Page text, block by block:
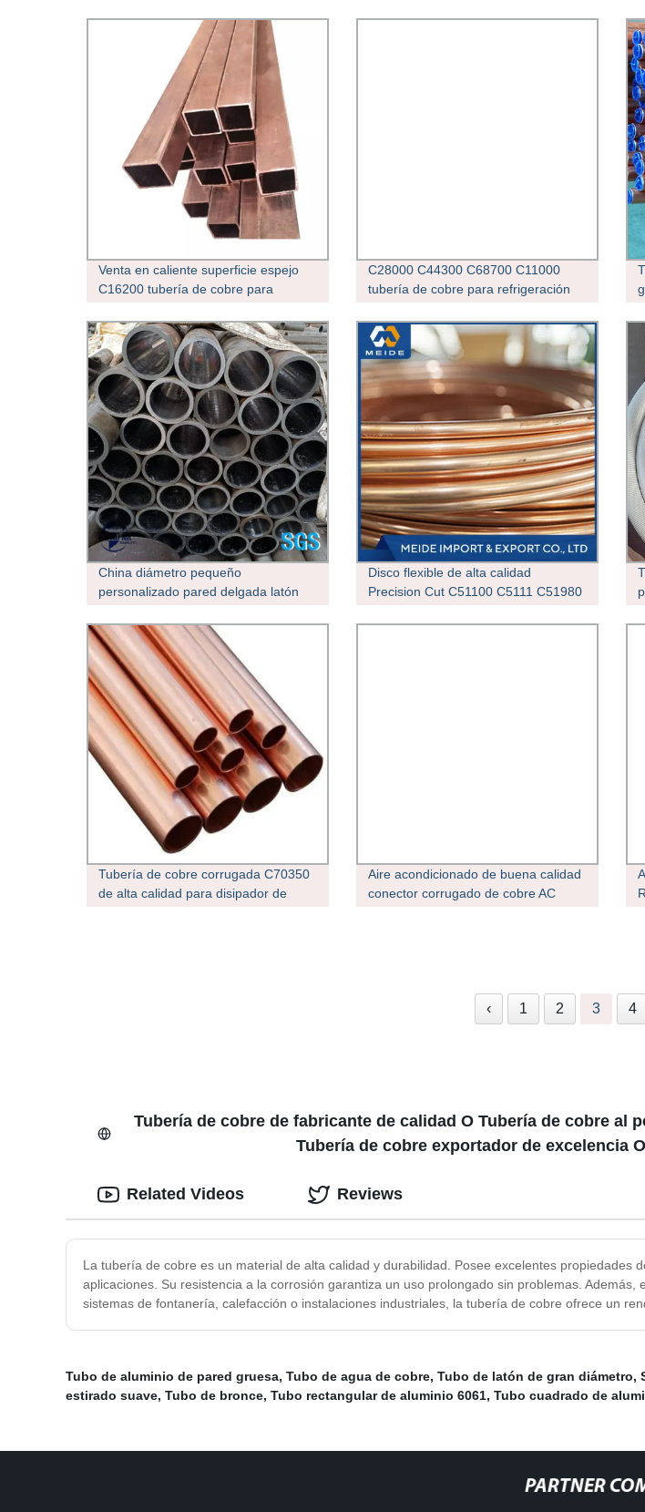
Venta en caliente superficie espejo
C16200 tubería de cobre para
C28000 C44300 C68700 C11000
tubería de cobre para refrigeración
China diámetro pequeño
personalizado pared delgada latón
Disco flexible de alta calidad
Precision Cut C51100 C5111 C51980
espiral tubería de cobre
Tubería de cobre corrugada C70350
de alta calidad para disipador de
Aire acondicionado de buena calidad
conector corrugado de cobre AC
‹ 1 2 3 4
Tubería de cobre de fabricante de calidad O Tubería de cobre al
Tubería de cobre exportador de excelencia
La tubería de cobre es un material de alta calidad y durabilidad. Posee excelentes
aplicaciones. Su resistencia a la corrosión garantiza un uso prolongado sin problemas.
sistemas de fontanería, calefacción o instalaciones industriales, la tubería de cobre ofrece un
Related Videos Reviews
Tubo de aluminio de pared gruesa, Tubo de agua de cobre, Tubo de latón de gran diámetro,
estirado suave, Tubo de bronce, Tubo rectangular de aluminio 6061, Tubo cuadrado de
PARTNER